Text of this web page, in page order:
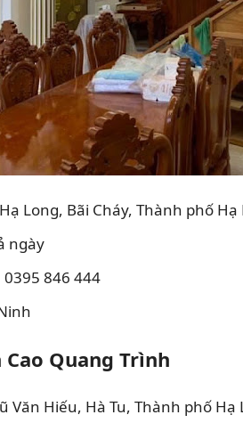
Long, Bãi Cháy, Thành phố
ngày
846 444
Cao Quang Trình
Văn Hiếu, Hà Tu, Thành phố